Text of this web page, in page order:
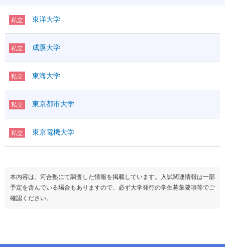
偏差値 45.0
私立 東洋大学
私立 成蹊大学
私立 東海大学
私立 東京都市大学
私立 東京電機大学
本内容は、河合塾にて調査した情報を掲載しています。入試関連情報は一部
予定を含んでいる場合もありますので、必ず大学発行の学生募集要項等でご
確認ください。